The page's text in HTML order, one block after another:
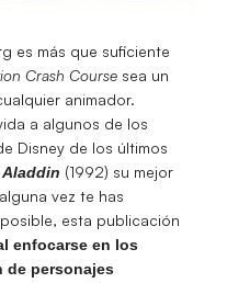
es más que suficiente
Crash Course sea un
animador.
a algunos de los
Disney de los últimos
Aladdin (1992) su mejor
vez te has
esta publicación
enfocarse en los
de personajes